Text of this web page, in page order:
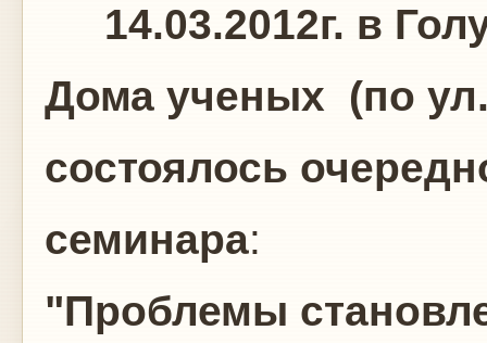
14.03.2012г. в
Дома ученых (по
состоялось
семинара:
"Проблемы